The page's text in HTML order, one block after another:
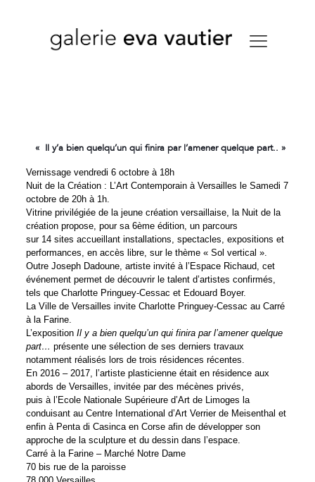
« Il y’a bien quelqu’un qui finira par l’amener quelque part.. »
Vernissage vendredi 6 octobre à 18h
Nuit de la Création : L’Art Contemporain à Versailles le Samedi 7
octobre de 20h à 1h.
Vitrine privilégiée de la jeune création versaillaise, la Nuit de la
création propose, pour sa 6ème édition, un parcours
sur 14 sites accueillant installations, spectacles, expositions et
performances, en accès libre, sur le thème « Sol vertical ».
Outre Joseph Dadoune, artiste invité à l’Espace Richaud, cet
événement permet de découvrir le talent d’artistes confirmés,
tels que Charlotte Pringuey-Cessac et Edouard Boyer.
La Ville de Versailles invite Charlotte Pringuey-Cessac au Carré
à la Farine.
L’exposition Il y a bien quelqu’un qui finira par l’amener quelque
part… présente une sélection de ses derniers travaux
notamment réalisés lors de trois résidences récentes.
En 2016 – 2017, l’artiste plasticienne était en résidence aux
abords de Versailles, invitée par des mécènes privés,
puis à l’Ecole Nationale Supérieure d’Art de Limoges la
conduisant au Centre International d’Art Verrier de Meisenthal et
enfin à Penta di Casinca en Corse afin de développer son
approche de la sculpture et du dessin dans l’espace.
Carré à la Farine – Marché Notre Dame
70 bis rue de la paroisse